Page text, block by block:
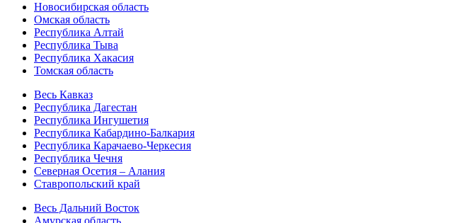
Новосибирская область
Омская область
Республика Алтай
Республика Тыва
Республика Хакасия
Томская область
Весь Кавказ
Республика Дагестан
Республика Ингушетия
Республика Кабардино-Балкария
Республика Карачаево-Черкесия
Республика Чечня
Северная Осетия – Алания
Ставропольский край
Весь Дальний Восток
Амурская область